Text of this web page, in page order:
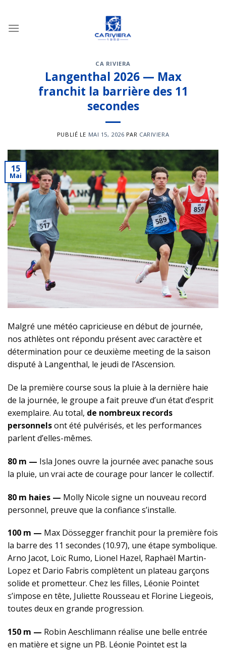
contenu
CA RIVIERA
Langenthal 2026 — Max
franchit la barrière des 11
secondes
PUBLIÉ LE MAI 15, 2026 PAR CARIVIERA
15
Mai
Malgré une météo capricieuse en début de journée,
nos athlètes ont répondu présent avec caractère et
détermination pour ce deuxième meeting de la saison
disputé à Langenthal, le jeudi de l’Ascension.
De la première course sous la pluie à la dernière haie
de la journée, le groupe a fait preuve d’un état d’esprit
exemplaire. Au total, de nombreux records
personnelsont été pulvérisés, et les performances
parlent d’elles-mêmes.
80 m — Isla Jones ouvre la journée avec panache sous
la pluie, un vrai acte de courage pour lancer le collectif.
80 m haies — Molly Nicole signe un nouveau record
personnel, preuve que la confiance s’installe.
100 m — Max Dössegger franchit pour la première fois
la barre des 11 secondes (10.97), une étape symbolique.
Arno Jacot, Loïc Rumo, Lionel Hazel, Raphaël Martin-
Lopez et Dario Fabris complètent un plateau garçons
solide et prometteur. Chez les filles, Léonie Pointet
s’impose en tête, Juliette Rousseau et Florine Liegeois,
toutes deux en grande progression.
150 m — Robin Aeschlimann réalise une belle entrée
en matière et signe un PB. Léonie Pointet est la